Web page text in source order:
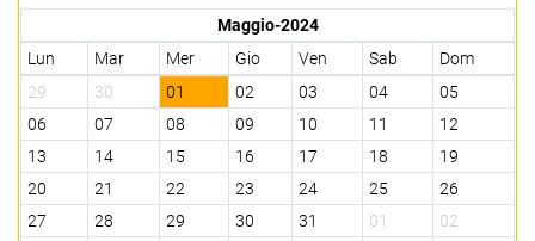
Maggio-2024
Lun
Mar Mer Gio Ven Sab
Dom
29
30 01 02 03 04
05
06
07 08 09 10 11
12
13
14 15 16 17 18
19
20
21 22 23 24 25
26
27
28 29 30 31 01
02